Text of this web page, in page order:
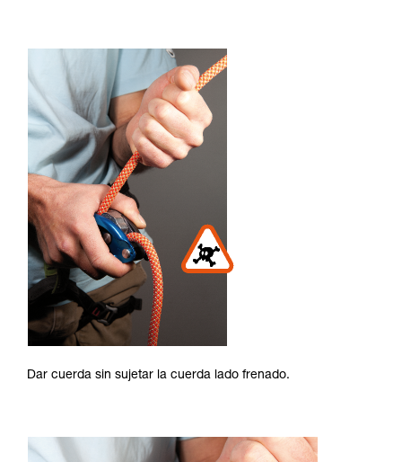
Dar cuerda sin sujetar la cuerda lado frenado.